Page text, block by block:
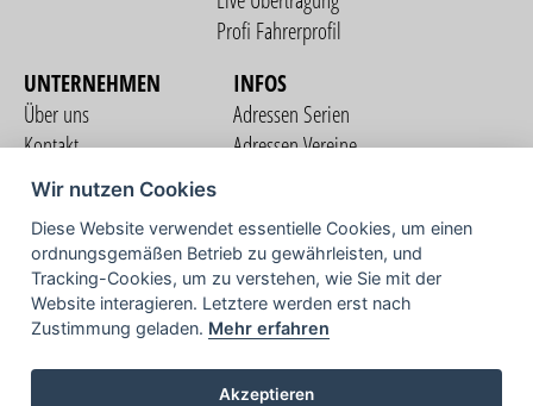
Profi Fahrerprofil
UNTERNEHMEN
Über uns
Kontakt
Nutzungsbedingungen
Datenschutzerklärung
Impressum
INFOS
Adressen Serien
Adressen Vereine
COMMUNITY
TV
Wir nutzen Cookies
Diese Website verwendet essentielle Cookies, um einen
ordnungsgemäßen Betrieb zu gewährleisten, und
Tracking-Cookies, um zu verstehen, wie Sie mit der
Website interagieren. Letztere werden erst nach
Zustimmung geladen. Mehr erfahren
Akzeptieren